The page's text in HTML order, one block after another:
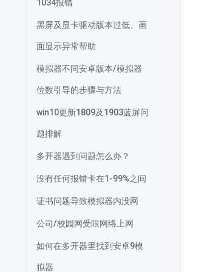
1034报错
黑屏及显卡驱动版本过低、画
面显示异常帮助
模拟器不同安卓版本/模拟器
位数引导的步骤与方法
win10更新1809及1903蓝屏问
题排解
多开器遇到问题怎么办？
没有任何报错卡在1-99%之间
证书问题导致模拟器内没网
公司/校园网受限网络上网
如何在多开器里找到安卓9模
拟器